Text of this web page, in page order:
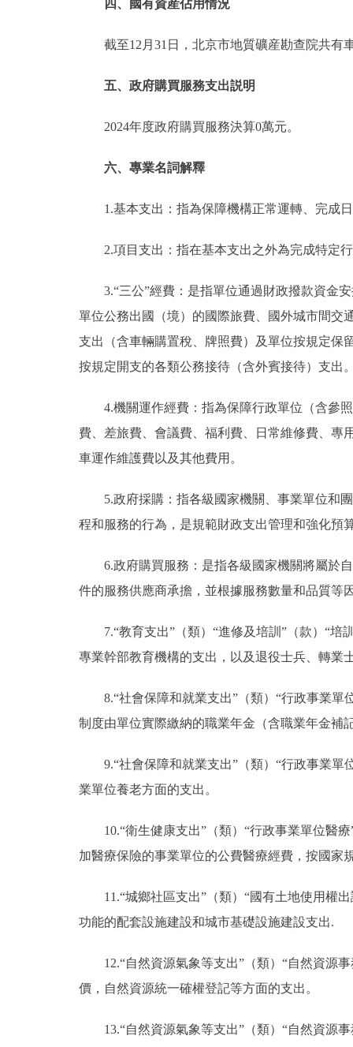
四、國有資産佔用情況
截至12月31日，北京市地質礦産勘查院共有
五、政府購買服務支出説明
2024年度政府購買服務決算0萬元。
六、專業名詞解釋
1.基本支出：指為保障機構正常運轉、完成
2.項目支出：指在基本支出之外為完成特定
3.“三公”經費：是指單位通過財政撥款資金
單位公務出國（境）的國際旅費、國外城市間交
支出（含車輛購置稅、牌照費）及單位按規定保
按規定開支的各類公務接待（含外賓接待）支出
4.機關運作經費：指為保障行政單位（含參
費、差旅費、會議費、福利費、日常維修費、專
車運作維護費以及其他費用。
5.政府採購：指各級國家機關、事業單位和
程和服務的行為，是規範財政支出管理和強化預
6.政府購買服務：是指各級國家機關將屬於
件的服務供應商承擔，並根據服務數量和品質等
7.“教育支出”（類）“進修及培訓”（款）“
專業幹部教育機構的支出，以及退役士兵、轉業
8.“社會保障和就業支出”（類）“行政事業
制度由單位實際繳納的職業年金（含職業年金補
9.“社會保障和就業支出”（類）“行政事業
業單位養老方面的支出。
10.“衛生健康支出”（類）“行政事業單位醫
加醫療保險的事業單位的公費醫療經費，按國家
11.“城鄉社區支出”（類）“國有土地使用權
功能的配套設施建設和城市基礎設施建設支出.
12.“自然資源氣象等支出”（類）“自然資源
價，自然資源統一確權登記等方面的支出。
13.“自然資源氣象等支出”（類）“自然資源